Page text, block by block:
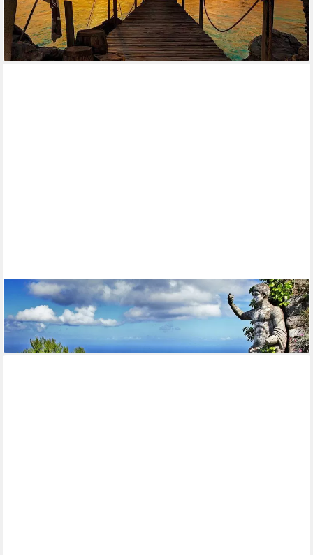
-40%
lieferbar - in 6-8 Werktagen bei dir
PAPERMOON
Fototapete Capri Island View
ab 22,87 €
lieferbar - in 2-3 Werktagen bei dir